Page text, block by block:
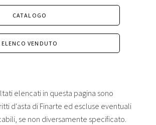
CATALOGO
ELENCO VENDUTO
elencati in questa pagina sono
d'asta di Finarte ed escluse eventuali
se non diversamente specificato.